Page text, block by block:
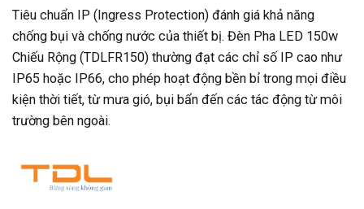
Tiêu chuẩn IP (Ingress Protection) đánh giá khả năng
chống bụi và chống nước của thiết bị. Đèn Pha LED 150w
Chiếu Rộng (TDLFR150) thường đạt các chỉ số IP cao như
IP65 hoặc IP66, cho phép hoạt động bền bỉ trong mọi điều
kiện thời tiết, từ mưa gió, bụi bẩn đến các tác động từ môi
trường bên ngoài.